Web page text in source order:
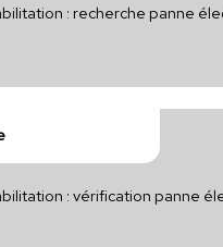
: recherche panne
: vérification panne